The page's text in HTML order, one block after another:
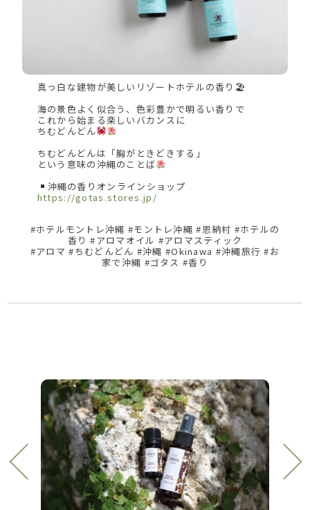
真っ白な建物が美しいリゾートホテルの香り🏖
海の景色よく似合う、色彩豊かで明るい香りで
これから始まる楽しいバカンスに
ちむどんどん
ちむどんどんは「胸がときどきする」
という意味の沖縄のことば
沖縄の香りオンラインショップ
https://gotas.stores.jp/
#ホテルモントレ沖縄 #モントレ沖縄 #恩納村 #ホテルの
香り #アロマオイル #アロマスティック
#アロマ #ちむどんどん #沖縄 #Okinawa #沖縄旅行 #お
家で沖縄 #ゴタス #香り